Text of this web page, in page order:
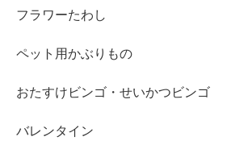
フラワーたわし
ペット用かぶりもの
おたすけビンゴ・せいかつビンゴ
バレンタイン